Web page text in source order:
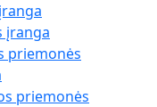
įranga
priemonės
priemonės